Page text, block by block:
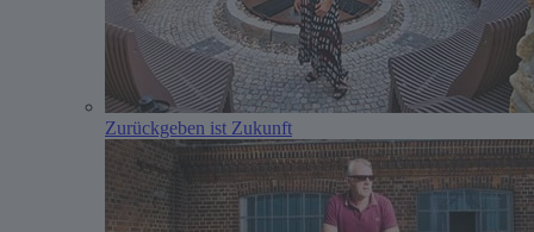
Zurückgeben ist Zukunft